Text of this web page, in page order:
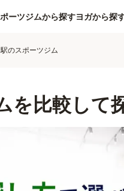
ーツジムから探すヨガから探
のスポーツジム
を比較して